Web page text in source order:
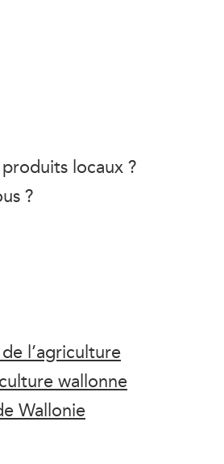
locaux ?
?
l’agriculture
wallonne
Wallonie